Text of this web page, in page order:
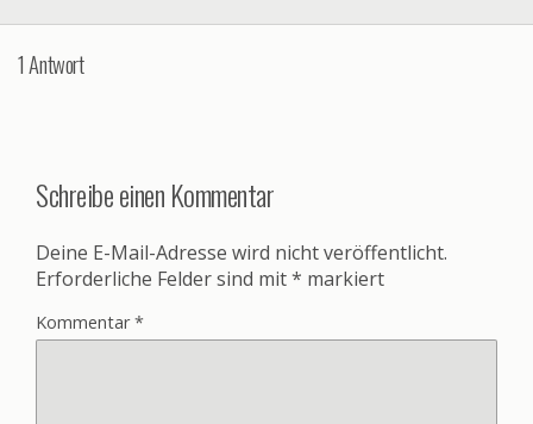
1 Antwort
Schreibe einen Kommentar
Deine E-Mail-Adresse wird nicht veröffentlicht.
Erforderliche Felder sind mit* markiert
Kommentar*